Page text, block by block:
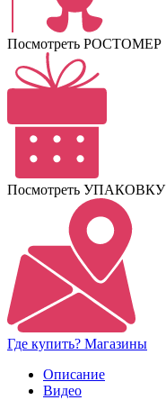
Посмотреть РОСТОМЕР
Посмотреть УПАКОВКУ
Где купить? Магазины
Описание
Видео